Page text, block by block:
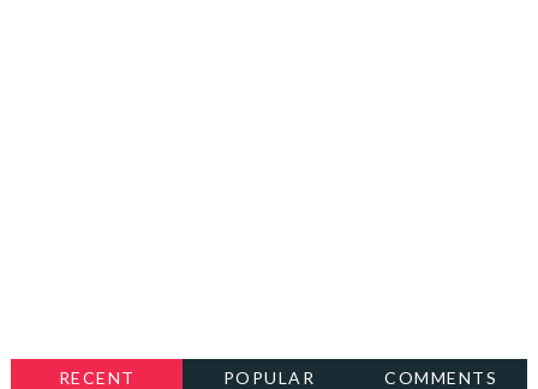
RECENT POPULAR COMMENTS